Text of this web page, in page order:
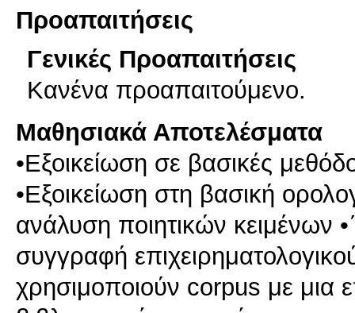
Προαπαιτήσεις
Γενικές Προαπαιτήσεις
Κανένα προαπαιτούμενο.
Μαθησιακά Αποτελέσματα
•Εξοικείωση σε βασικές
•Εξοικείωση στη βασική
ανάλυση ποιητικών κειμένων
συγγραφή
χρησιμοποιούν corpus με μια